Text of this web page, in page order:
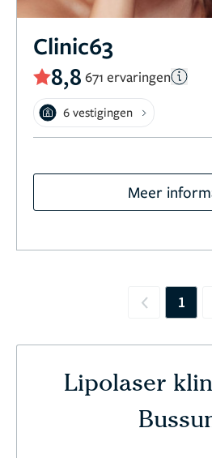
Clinic63
8,8 671 ervaringen
6 vestigingen
Meer
Previous
1
Lipolaser